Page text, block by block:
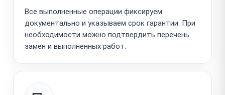
Все выполненные операции фиксируем
документально и указываем срок гарантии. При
необходимости можно подтвердить перечень
замен и выполненных работ.